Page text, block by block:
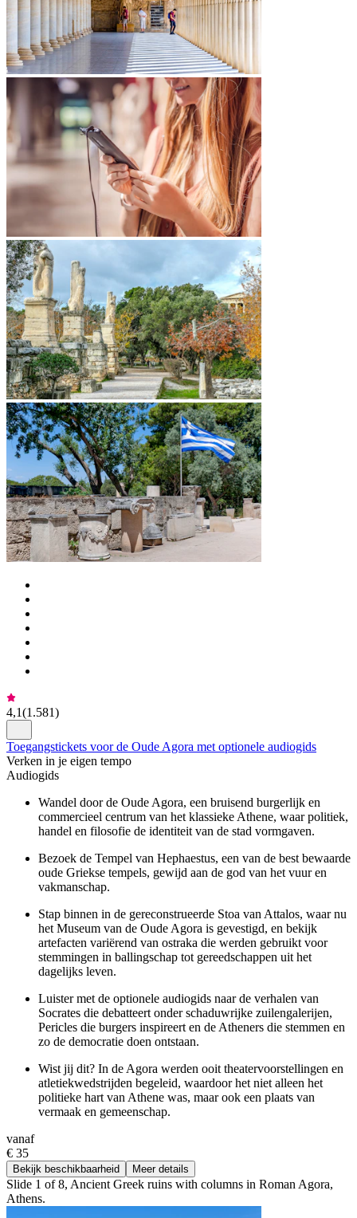
4,1(1.581)
Toegangstickets voor de Oude Agora met optionele audiogids
Verken in je eigen tempo
Audiogids
Wandel door de Oude Agora, een bruisend burgerlijk en
commercieel centrum van het klassieke Athene, waar politiek,
handel en filosofie de identiteit van de stad vormgaven.
Bezoek de Tempel van Hephaestus, een van de best bewaarde
oude Griekse tempels, gewijd aan de god van het vuur en
vakmanschap.
Stap binnen in de gereconstrueerde Stoa van Attalos, waar nu
het Museum van de Oude Agora is gevestigd, en bekijk
artefacten variërend van ostraka die werden gebruikt voor
stemmingen in ballingschap tot gereedschappen uit het
dagelijks leven.
Luister met de optionele audiogids naar de verhalen van
Socrates die debatteert onder schaduwrijke zuilengalerijen,
Pericles die burgers inspireert en de Atheners die stemmen en
zo de democratie doen ontstaan.
Wist jij dit? In de Agora werden ooit theatervoorstellingen en
atletiekwedstrijden begeleid, waardoor het niet alleen het
politieke hart van Athene was, maar ook een plaats van
vermaak en gemeenschap.
vanaf
€ 35
Bekijk beschikbaarheid Meer details
Slide 1 of 8, Ancient Greek ruins with columns in Roman Agora,
Athens.